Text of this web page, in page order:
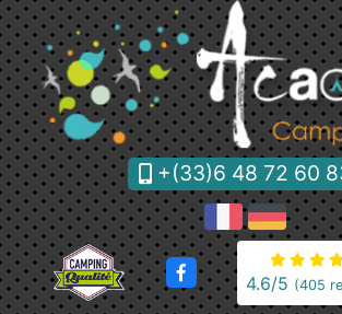
+(33)6 48 72 60
4.6/5 (405
Cookies management panel